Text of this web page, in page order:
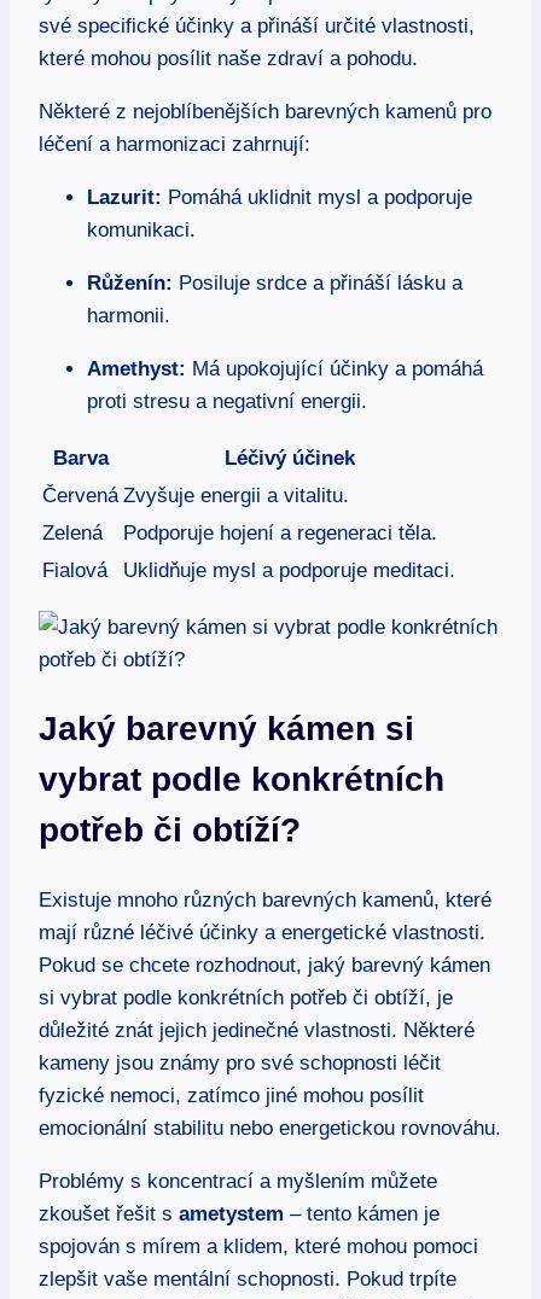
své specifické účinky a přináší určité vlastnosti,
které mohou posílit naše zdraví a pohodu.
Některé z nejoblíbenějších barevných kamenů pro
léčení a harmonizaci zahrnují:
Lazurit: Pomáhá uklidnit mysl a podporuje
komunikaci.
Růženín: Posiluje srdce a přináší lásku a
harmonii.
Amethyst: Má upokojující účinky a pomáhá
proti stresu a negativní energii.
Barva
Léčivý účinek
Červená Zvyšuje energii a vitalitu.
Zelená
Podporuje hojení a regeneraci těla.
Fialová
Uklidňuje mysl a podporuje meditaci.
Jaký barevný kámen si
vybrat podle konkrétních
potřeb či obtíží?
Existuje mnoho různých barevných kamenů, které
mají různé léčivé účinky a energetické vlastnosti.
Pokud se chcete rozhodnout, jaký barevný kámen
si vybrat podle konkrétních potřeb či obtíží, je
důležité znát jejich jedinečné vlastnosti. Některé
kameny jsou známy pro své schopnosti léčit
fyzické nemoci, zatímco jiné mohou posílit
emocionální stabilitu nebo energetickou rovnováhu.
Problémy s koncentrací a myšlením můžete
zkoušet řešit s ametystem – tento kámen je
spojován s mírem a klidem, které mohou pomoci
zlepšit vaše mentální schopnosti. Pokud trpíte